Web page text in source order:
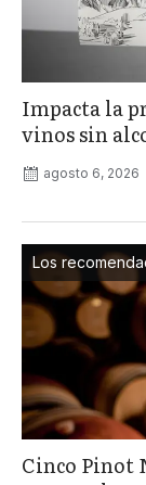
Impacta la
vinos sin
agosto 6, 2026
Los
Cinco Pinot